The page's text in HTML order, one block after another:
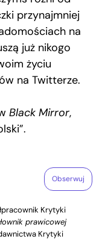
przynajmniej
na
już nikogo
życiu
na Twitterze.
Black Mirror,
Obserwuj
Krytyki
prawicowej
Krytyki